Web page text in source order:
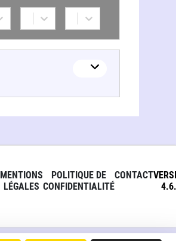
MENTIONS
LÉGALES
POLITIQUE DE
CONFIDENTIALITÉ
CONTACT